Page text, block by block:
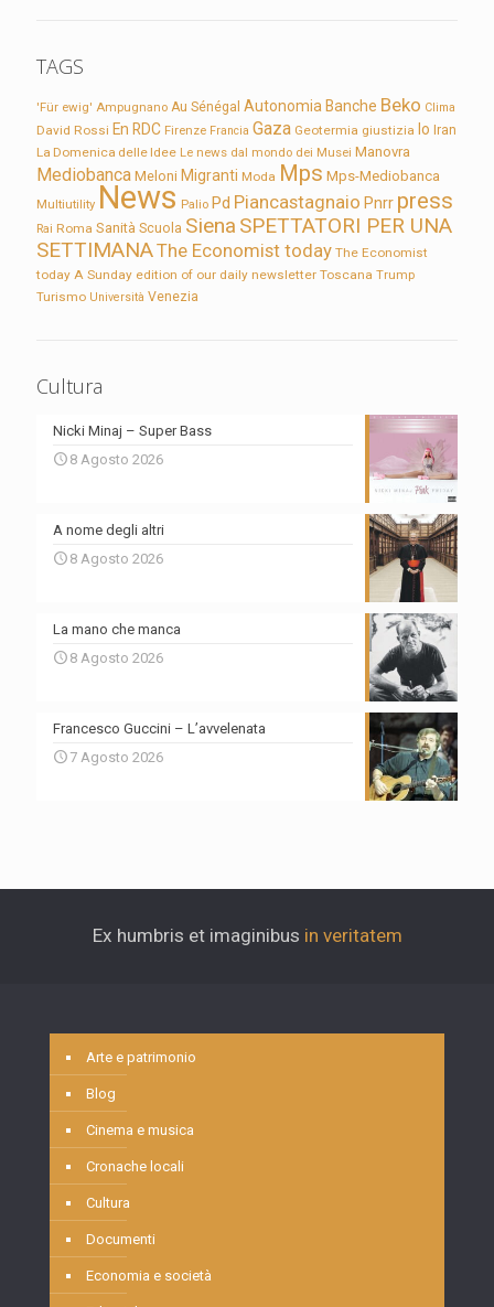
TAGS
'Für ewig' Ampugnano Au Sénégal Autonomia Banche Beko Clima
David Rossi En RDC Firenze Francia Gaza Geotermia giustizia Io Iran
La Domenica delle Idee Le news dal mondo dei Musei Manovra
Mediobanca Meloni Migranti Moda Mps Mps-Mediobanca
Multiutility News Palio Pd Piancastagnaio Pnrr press
Rai Roma Sanità Scuola Siena SPETTATORI PER UNA
SETTIMANAThe Economist today The Economist
today A Sunday edition of our daily newsletter Toscana Trump
Turismo Università Venezia
Cultura
Nicki Minaj – Super Bass
8 Agosto 2026
A nome degli altri
8 Agosto 2026
La mano che manca
8 Agosto 2026
Francesco Guccini – L’avvelenata
7 Agosto 2026
Ex humbris et imaginibus in veritatem
Arte e patrimonio
Blog
Cinema e musica
Cronache locali
Cultura
Documenti
Economia e società